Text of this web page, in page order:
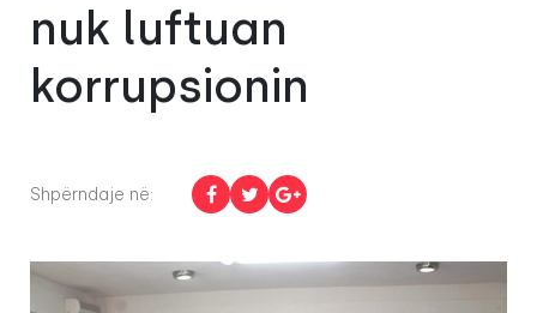
nuk luftuan
korrupsionin
Shpërndaje në: